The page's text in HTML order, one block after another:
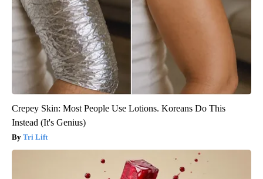
Crepey Skin: Most People Use Lotions. Koreans Do This
Instead (It's Genius)
Tri Lift